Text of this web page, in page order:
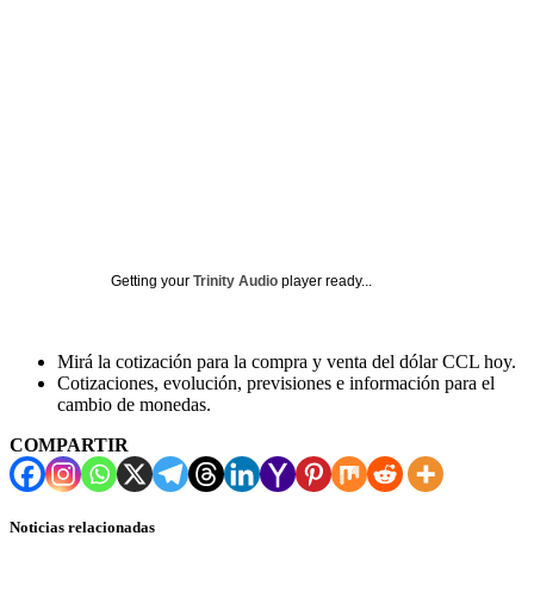
Getting your Trinity Audio player ready...
Mirá la cotización para la compra y venta del dólar CCL hoy.
Cotizaciones, evolución, previsiones e información para el
cambio de monedas.
COMPARTIR
Noticias relacionadas